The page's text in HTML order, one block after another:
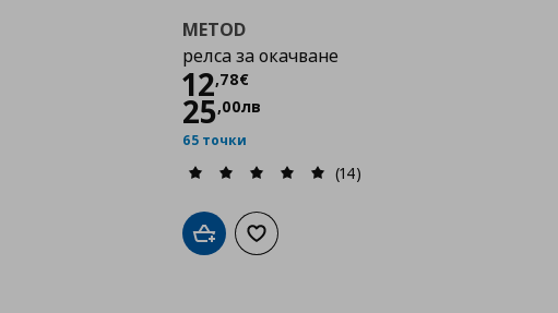
METOD
релса за окачване
12,78€
Цена
25,00лв
65 точки
(14)
Добави в кошницата
Добави към списъка с любими